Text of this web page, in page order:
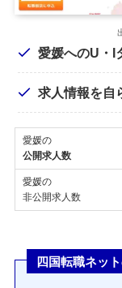
愛媛へのU・I
求人情報を自
愛媛の
公開求人数
愛媛の
非公開求人数
四国転職ネッ